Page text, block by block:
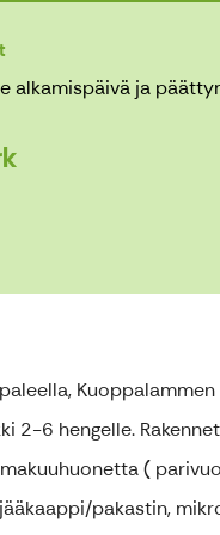
alkamispäivä ja
2-6 hengelle.
(
pakastin,